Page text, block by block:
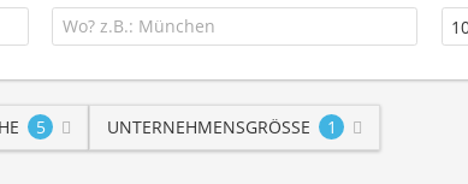
5 UNTERNEHMENSGRÖSSE 1